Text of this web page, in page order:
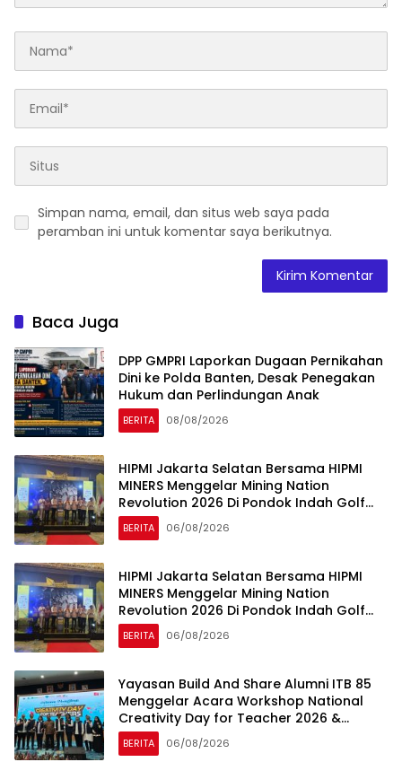
Simpan nama, email, dan situs web saya pada
peramban ini untuk komentar saya berikutnya.
Baca Juga
DPP GMPRI Laporkan Dugaan Pernikahan
Dini ke Polda Banten, Desak Penegakan
Hukum dan Perlindungan Anak
BERITA 08/08/2026
HIPMI Jakarta Selatan Bersama HIPMI
MINERS Menggelar Mining Nation
Revolution 2026 Di Pondok Indah Golf
Jakarta
BERITA 06/08/2026
HIPMI Jakarta Selatan Bersama HIPMI
MINERS Menggelar Mining Nation
Revolution 2026 Di Pondok Indah Golf
Jakarta
BERITA 06/08/2026
Yayasan Build And Share Alumni ITB 85
Menggelar Acara Workshop National
Creativity Day for Teacher 2026 &
Dibuka Resmi Pramono Anung (Gubernur
DKI Jakarta)
BERITA 06/08/2026